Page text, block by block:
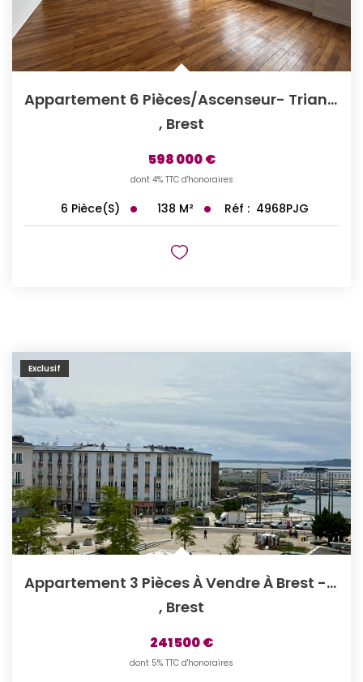
CONTACT
Appartement 6 Pièces/ascenseur- Triangle D'Or
, Brest
598 000 €
dont 4% TTC d'honoraires
6 Pièce(s) 138 M² Réf : 4968PJG
Exclusif
Appartement 3 Pièces À Vendre À Brest - Quartier Siam, Vue...
, Brest
241 500 €
dont 5% TTC d'honoraires